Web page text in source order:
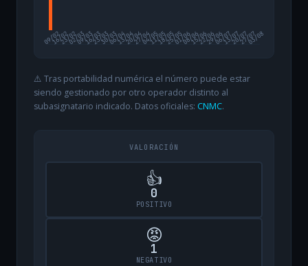
09/02
16/0223/0202/0309/0316/0323/0330/0306/0413/0420/0427/0404/0511/0518/0525/0501/0608/0615/0622/0629/0606/0713/0720/0727/07
03/08
⚠️ Tras portabilidad numérica el número puede estar
siendo gestionado por otro operador distinto al
subasignatario indicado. Datos oficiales: CNMC.
VALORACIÓN
👍
0
POSITIVO
😡
1
NEGATIVO